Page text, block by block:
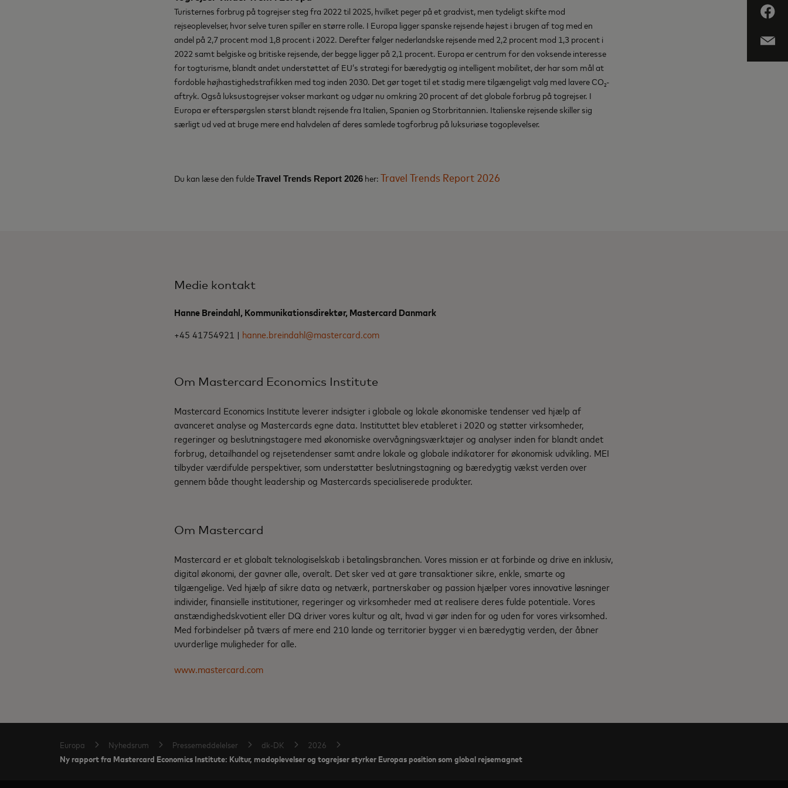
Turisternes forbrug på togrejser steg fra 2022 til 2025, hvilket peger på et gradvist, men tydeligt skifte mod
rejseoplevelser, hvor selve turen spiller en større rolle. I Europa ligger spanske rejsende højest i brugen af tog med en
andel på 2,7 procent mod 1,8 procent i 2022. Derefter følger nederlandske rejsende med 2,2 procent mod 1,3 procent i
2022 samt belgiske og britiske rejsende, der begge ligger på 2,1 procent. Europa er centrum for den voksende interesse
for togturisme, blandt andet understøttet af EU’s strategi for bæredygtig og intelligent mobilitet, der har som mål at
fordoble højhastighedstrafikken med tog inden 2030. Det gør toget til et stadig mere tilgængeligt valg med lavere CO₂-
aftryk. Også luksustogrejser vokser markant og udgør nu omkring 20 procent af det globale forbrug på togrejser. I
Europa er efterspørgslen størst blandt rejsende fra Italien, Spanien og Storbritannien. Italienske rejsende skiller sig
særligt ud ved at bruge mere end halvdelen af deres samlede togforbrug på luksuriøse togoplevelser.
Du kan læse den fuldeTravel Trends Report 2026 her: Travel Trends Report 2026
Medie kontakt
Hanne Breindahl, Kommunikationsdirektør, Mastercard Danmark
+45 41754921 | hanne.breindahl@mastercard.com
Om Mastercard Economics Institute
Mastercard Economics Institute leverer indsigter i globale og lokale økonomiske tendenser ved hjælp af
avanceret analyse og Mastercards egne data. Instituttet blev etableret i 2020 og støtter virksomheder,
regeringer og beslutningstagere med økonomiske overvågningsværktøjer og analyser inden for blandt andet
forbrug, detailhandel og rejsetendenser samt andre lokale og globale indikatorer for økonomisk udvikling. MEI
tilbyder værdifulde perspektiver, som understøtter beslutningstagning og bæredygtig vækst verden over
gennem både thought leadership og Mastercards specialiserede produkter.
Om Mastercard
Mastercard er et globalt teknologiselskab i betalingsbranchen. Vores mission er at forbinde og drive en inklusiv,
digital økonomi, der gavner alle, overalt. Det sker ved at gøre transaktioner sikre, enkle, smarte og
tilgængelige. Ved hjælp af sikre data og netværk, partnerskaber og passion hjælper vores innovative løsninger
individer, finansielle institutioner, regeringer og virksomheder med at realisere deres fulde potentiale. Vores
anstændighedskvotient eller DQ driver vores kultur og alt, hvad vi gør inden for og uden for vores virksomhed.
Med forbindelser på tværs af mere end 210 lande og territorier bygger vi en bæredygtig verden, der åbner
uvurderlige muligheder for alle.
www.mastercard.com
Europa Nyhedsrum Pressemeddelelser dk-DK 2026
Ny rapport fra Mastercard Economics Institute: Kultur, madoplevelser og togrejser styrker Europas position som global rejsemagnet